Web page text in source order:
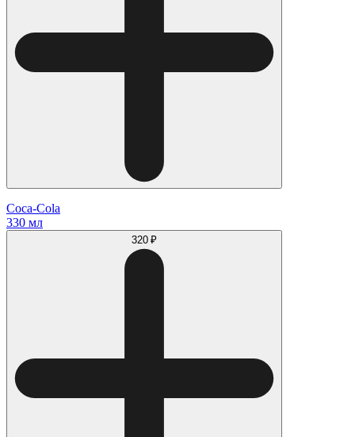
Coca-Cola
330 мл
320 ₽